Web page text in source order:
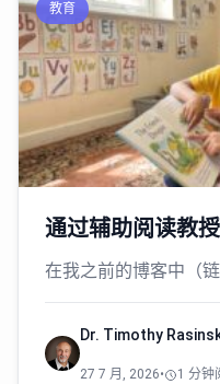
教育
通过辅助阅读教
在我之前的博客中（
Dr. Timothy
27 7 月, 2026• 1 分钟